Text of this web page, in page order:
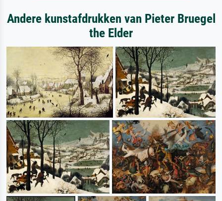
Andere kunstafdrukken van Pieter Bruegel
the Elder